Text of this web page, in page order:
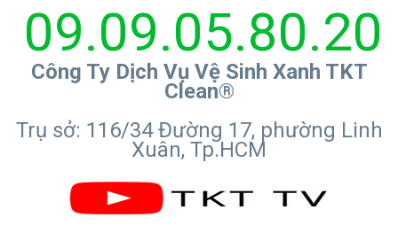
09.09.05.80.20
Công Ty Dịch Vụ Vệ Sinh Xanh TKT
Clean®
Trụ sở: 116/34 Đường 17, phường Linh
Xuân, Tp.HCM